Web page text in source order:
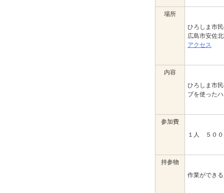
場所
ひろしま市
広島市安佐
アクセス
内容
ひろしま市
ブを使った
参加費
１人 ５００
持参物
作業ができ